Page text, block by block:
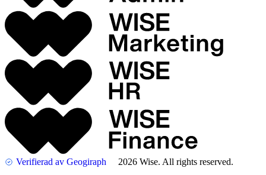
Verifierad av Geogiraph 2026 Wise. All rights reserved.